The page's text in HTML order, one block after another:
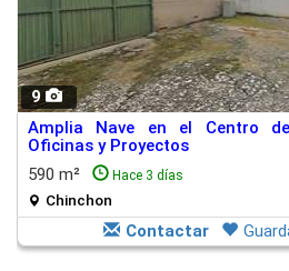
9
Amplia Nave en el Centro
Oficinas y Proyectos
590 m²
Hace 3 días
Chinchon
Contactar